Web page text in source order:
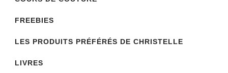
FREEBIES
LES PRODUITS PRÉFÉRÉS DE CHRISTELLE
LIVRES